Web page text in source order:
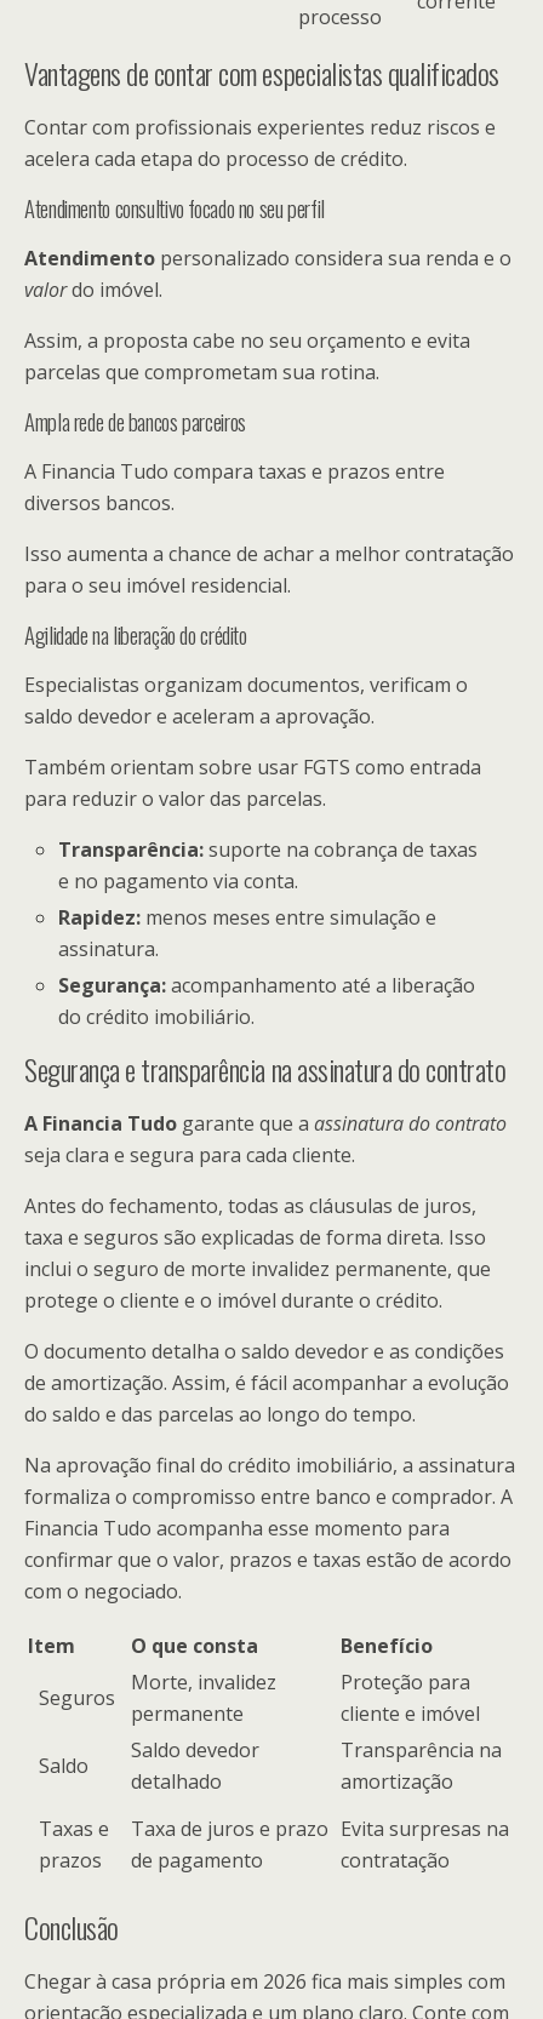
processo
Vantagens de contar com especialistas qualificados
Contar com profissionais experientes reduz riscos e
acelera cada etapa do processo de crédito.
Atendimento consultivo focado no seu perfil
Atendimento personalizado considera sua renda e o
valordo imóvel.
Assim, a proposta cabe no seu orçamento e evita
parcelas que comprometam sua rotina.
Ampla rede de bancos parceiros
A Financia Tudo compara taxas e prazos entre
diversos bancos.
Isso aumenta a chance de achar a melhor contratação
para o seu imóvel residencial.
Agilidade na liberação do crédito
Especialistas organizam documentos, verificam o
saldo devedor e aceleram a aprovação.
Também orientam sobre usar FGTS como entrada
para reduzir o valor das parcelas.
Transparência:suporte na cobrança de taxas
e no pagamento via conta.
Rapidez: menos meses entre simulação e
assinatura.
Segurança:acompanhamento até a liberação
do crédito imobiliário.
Segurança e transparência na assinatura do contrato
A Financia Tudo garante que a assinatura do contrato
seja clara e segura para cada cliente.
Antes do fechamento, todas as cláusulas de juros,
taxa e seguros são explicadas de forma direta. Isso
inclui o seguro de morte invalidez permanente, que
protege o cliente e o imóvel durante o crédito.
O documento detalha o saldo devedor e as condições
de amortização. Assim, é fácil acompanhar a evolução
do saldo e das parcelas ao longo do tempo.
Na aprovação final do crédito imobiliário, a assinatura
formaliza o compromisso entre banco e comprador. A
Financia Tudo acompanha esse momento para
confirmar que o valor, prazos e taxas estão de acordo
com o negociado.
Item O que consta
Benefício
Seguros
Morte, invalidez
permanente
Proteção para
cliente e imóvel
Saldo
Saldo devedor
detalhado
Transparência na
amortização
Taxas e
prazos
Taxa de juros e prazo
de pagamento
Evita surpresas na
contratação
Conclusão
Chegar à casa própria em 2026 fica mais simples com
orientação especializada e um plano claro. Conte com